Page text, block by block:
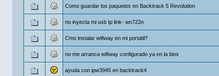
Como guardar los paquetes en Backtrack 5 Revolution
no inyecta mi usb tp link- wn722n
Cmo instalar wifiway en mi portatil?
no me arranca wifiway configurado ya en la bios
ayuda con ipw3945 en backtrack4